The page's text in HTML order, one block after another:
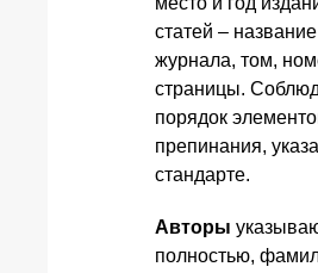
статей – название
журнала, том,
страницы.
порядок
препинания,
стандарте.
Авторы
полностью,